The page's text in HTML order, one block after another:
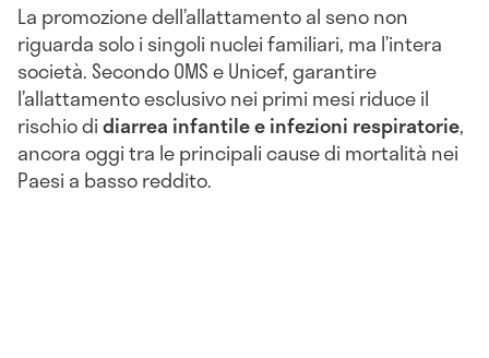
La promozione dell’allattamento al seno non
riguarda solo i singoli nuclei familiari, ma l’intera
società. Secondo OMS e Unicef, garantire
l’allattamento esclusivo nei primi mesi riduce il
rischio didiarrea infantile e infezioni respiratorie,
ancora oggi tra le principali cause di mortalità nei
Paesi a basso reddito.